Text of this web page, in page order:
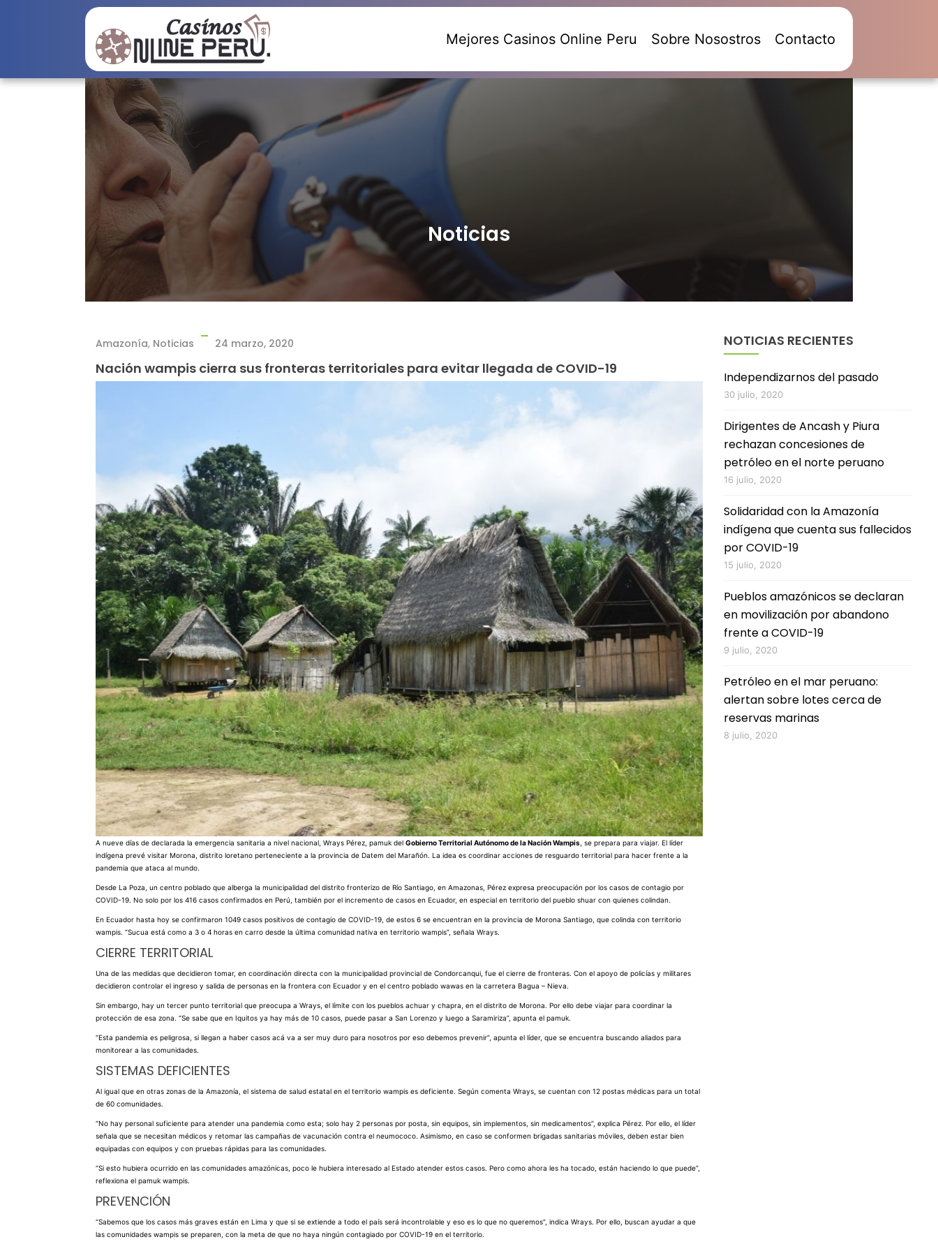
Mejores Casinos Online Peru Sobre Nosostros Contacto
Noticias
Amazonía, Noticias 24 marzo, 2020
Nación wampis cierra sus fronteras territoriales para evitar llegada de COVID-19
A nueve días de declarada la emergencia sanitaria a nivel nacional, Wrays Pérez, pamuk del Gobierno Territorial Autónomo de la Nación Wampis , se prepara para viajar. El líder
indígena prevé visitar Morona, distrito loretano perteneciente a la provincia de Datem del Marañón. La idea es coordinar acciones de resguardo territorial para hacer frente a la
pandemia que ataca al mundo.
Desde La Poza, un centro poblado que alberga la municipalidad del distrito fronterizo de Río Santiago, en Amazonas, Pérez expresa preocupación por los casos de contagio por
COVID-19. No solo por los 416 casos confirmados en Perú, también por el incremento de casos en Ecuador, en especial en territorio del pueblo shuar con quienes colindan.
En Ecuador hasta hoy se confirmaron 1049 casos positivos de contagio de COVID-19, de estos 6 se encuentran en la provincia de Morona Santiago, que colinda con territorio
wampis. “Sucua está como a 3 o 4 horas en carro desde la última comunidad nativa en territorio wampis”, señala Wrays.
CIERRE TERRITORIAL
Una de las medidas que decidieron tomar, en coordinación directa con la municipalidad provincial de Condorcanqui, fue el cierre de fronteras. Con el apoyo de policías y militares
decidieron controlar el ingreso y salida de personas en la frontera con Ecuador y en el centro poblado wawas en la carretera Bagua – Nieva.
Sin embargo, hay un tercer punto territorial que preocupa a Wrays, el límite con los pueblos achuar y chapra, en el distrito de Morona. Por ello debe viajar para coordinar la
protección de esa zona. “Se sabe que en Iquitos ya hay más de 10 casos, puede pasar a San Lorenzo y luego a Saramiriza”, apunta el pamuk.
“Esta pandemia es peligrosa, si llegan a haber casos acá va a ser muy duro para nosotros por eso debemos prevenir”, apunta el líder, que se encuentra buscando aliados para
monitorear a las comunidades.
SISTEMAS DEFICIENTES
Al igual que en otras zonas de la Amazonía, el sistema de salud estatal en el territorio wampis es deficiente. Según comenta Wrays, se cuentan con 12 postas médicas para un total
de 60 comunidades.
“No hay personal suficiente para atender una pandemia como esta; solo hay 2 personas por posta, sin equipos, sin implementos, sin medicamentos”, explica Pérez. Por ello, el líder
señala que se necesitan médicos y retomar las campañas de vacunación contra el neumococo. Asimismo, en caso se conformen brigadas sanitarias móviles, deben estar bien
equipadas con equipos y con pruebas rápidas para las comunidades.
“Si esto hubiera ocurrido en las comunidades amazónicas, poco le hubiera interesado al Estado atender estos casos. Pero como ahora les ha tocado, están haciendo lo que puede”,
reflexiona el pamuk wampis.
PREVENCIÓN
“Sabemos que los casos más graves están en Lima y que si se extiende a todo el país será incontrolable y eso es lo que no queremos”, indica Wrays. Por ello, buscan ayudar a que
las comunidades wampis se preparen, con la meta de que no haya ningún contagiado por COVID-19 en el territorio.
NOTICIAS RECIENTES
Independizarnos del pasado
30 julio, 2020
Dirigentes de Ancash y Piura
rechazan concesiones de
petróleo en el norte peruano
16 julio, 2020
Solidaridad con la Amazonía
indígena que cuenta sus fallecidos
por COVID-19
15 julio, 2020
Pueblos amazónicos se declaran
en movilización por abandono
frente a COVID-19
9 julio, 2020
Petróleo en el mar peruano:
alertan sobre lotes cerca de
reservas marinas
8 julio, 2020